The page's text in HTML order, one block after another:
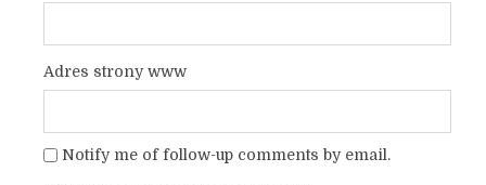
Adres strony www
Notify me of follow-up comments by email.